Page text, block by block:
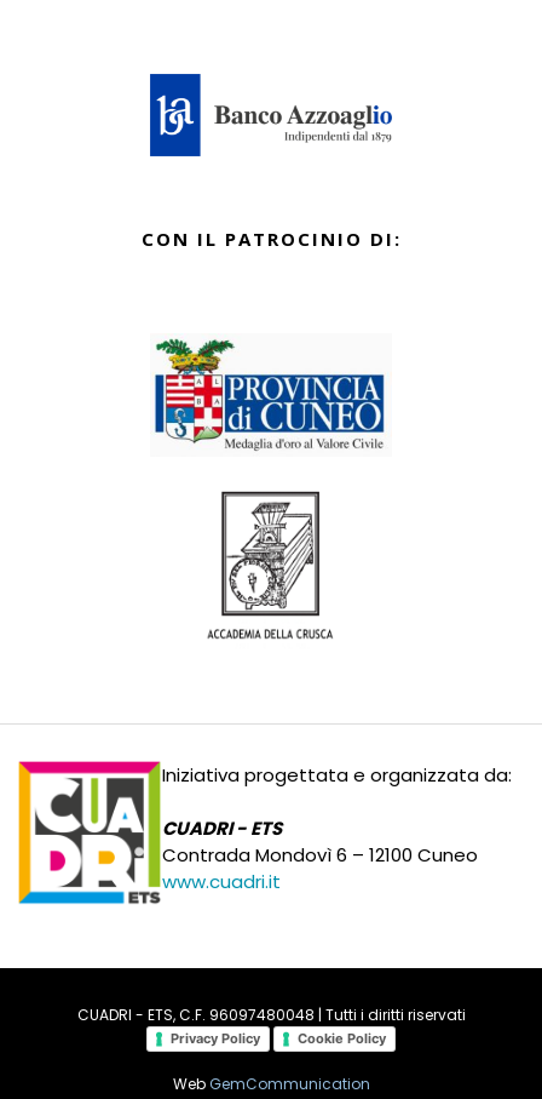
CON IL PATROCINIO DI:
Iniziativa progettata e organizzata da:
CUADRI - ETS
Contrada Mondovì 6 – 12100 Cuneo
www.cuadri.it
CUADRI - ETS, C.F. 96097480048 | Tutti i diritti riservati
Privacy Policy Cookie Policy
WebGemCommunication